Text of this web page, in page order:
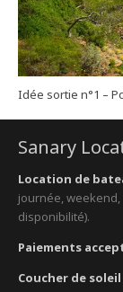
Idée sortie n°1 –
Sanary
Location de
journée, weekend,
disponibilité).
Paiements
Coucher de